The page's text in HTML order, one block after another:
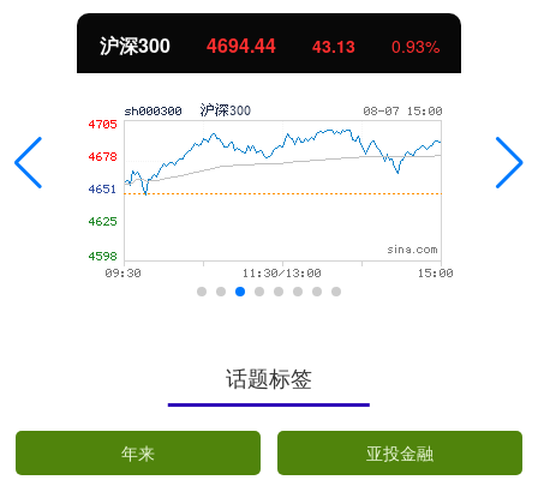
沪深300 4694.44 43.13 0.93%
话题标签
年来 亚投金融